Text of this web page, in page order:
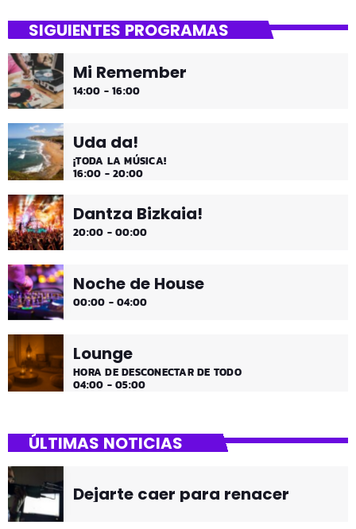
¡Es fin de semana!
¡Música y más música los fines de semana!
SIGUIENTES PROGRAMAS
Mi Remember
14:00 - 16:00
Uda da!
¡TODA LA MÚSICA!
16:00 - 20:00
Dantza Bizkaia!
20:00 - 00:00
Noche de House
00:00 - 04:00
Lounge
HORA DE DESCONECTAR DE TODO
04:00 - 05:00
ÚLTIMAS NOTICIAS
Dejarte caer para renacer